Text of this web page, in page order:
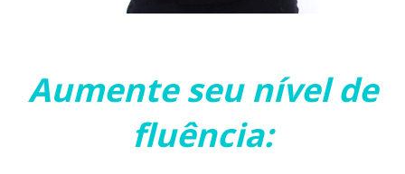
Aumente seu nível de
fluência: